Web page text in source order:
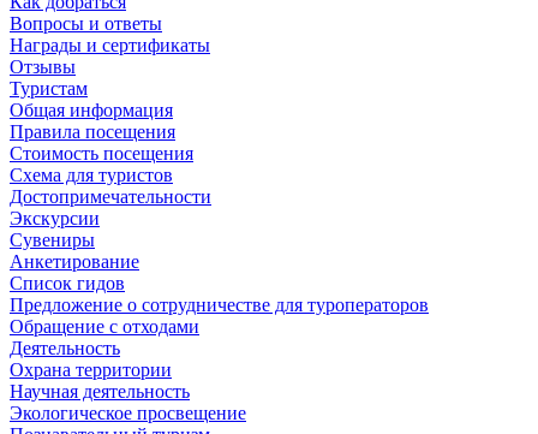
Вопросы и ответы
Награды и сертификаты
Отзывы
Туристам
Общая информация
Правила посещения
Стоимость посещения
Схема для туристов
Достопримечательности
Экскурсии
Сувениры
Анкетирование
Список гидов
Предложение о сотрудничестве для туроператоров
Обращение с отходами
Деятельность
Охрана территории
Научная деятельность
Экологическое просвещение